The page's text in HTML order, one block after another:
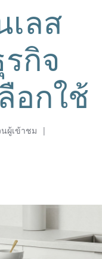
ลส
กิจ
อกใช้
ผู้เข้าชม |